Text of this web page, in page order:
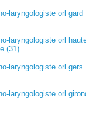
laryngologiste orl gard
laryngologiste orl
(31)
laryngologiste orl gers
laryngologiste orl